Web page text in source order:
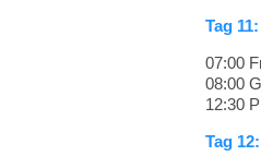
Tag
07:00
08:00
12:30
Tag